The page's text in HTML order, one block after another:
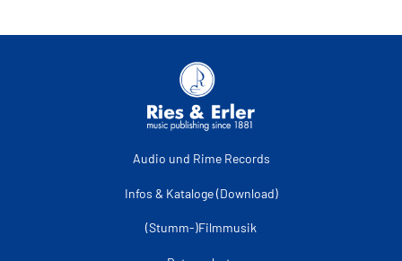
Audio und Rime Records
Infos & Kataloge (Download)
(Stumm-)Filmmusik